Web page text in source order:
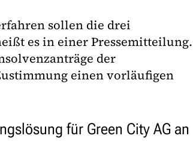
sollen die drei
es in einer Pressemitteilung.
der
einen vorläufigen
für Green City AG an